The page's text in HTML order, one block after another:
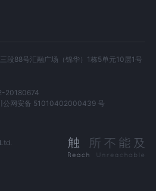
段88号汇融广场（锦华）1栋5单元10层1号
20180674
公网安备 51010402000439 号